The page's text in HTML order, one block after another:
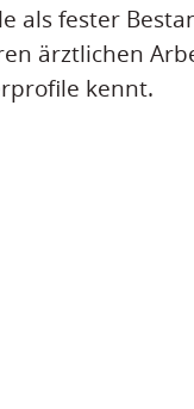
als fester
ärztlichen
kennt.